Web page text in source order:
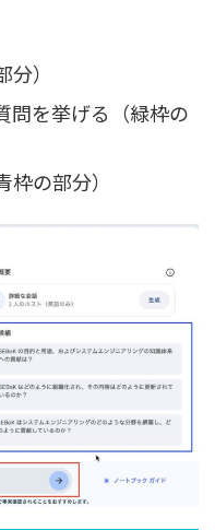
）
問を挙げる（緑枠の
の部分）